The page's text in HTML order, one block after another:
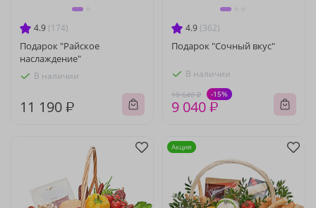
4.9 (174)
Подарок "Райское
наслаждение"
В наличии
11 190 ₽
4.9 (362)
Подарок "Сочный вкус"
В наличии
10 640 ₽ -15%
9 040 ₽
Акция